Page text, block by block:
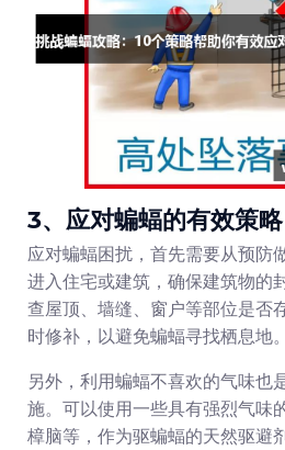
3、应对蝙蝠的有效策略
应对蝙蝠困扰，首先需要从预防
进入住宅或建筑，确保建筑物的
查屋顶、墙缝、窗户等部位是否
时修补，以避免蝙蝠寻找栖息地。
另外，利用蝙蝠不喜欢的气味也
施。可以使用一些具有强烈气味
樟脑等，作为驱蝙蝠的天然驱避